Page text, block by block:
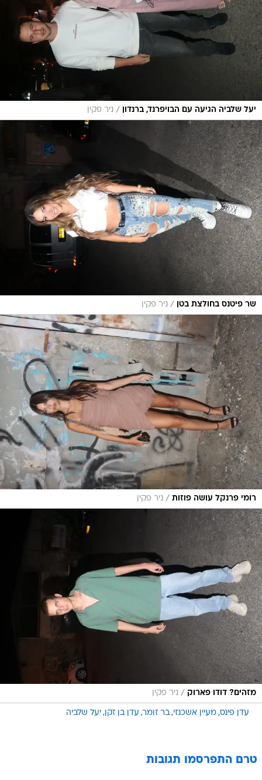
יעל שלביה הגיעה עם הבויפרנד, ברנדון / ניר פקין
שר פיטנס בחולצת בטן / ניר פקין
רומי פרנקל עושה פוזות / ניר פקין
מזהים? דודו פארוק / ניר פקין
עדן פינס מעיין אשכנזי בר זומר עדן בן זקן יעל שלביה
טרם התפרסמו תגובות